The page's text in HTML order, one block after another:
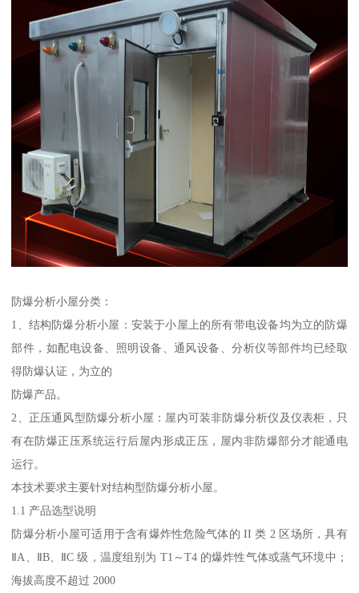
防爆分析小屋分类：
1、结构防爆分析小屋：安装于小屋上的所有带电设备均为立的防爆
部件，如配电设备、照明设备、通风设备、分析仪等部件均已经取
得防爆认证，为立的
防爆产品。
2、正压通风型防爆分析小屋：屋内可装非防爆分析仪及仪表柜，只
有在防爆正压系统运行后屋内形成正压，屋内非防爆部分才能通电
运行。
本技术要求主要针对结构型防爆分析小屋。
1.1 产品选型说明
防爆分析小屋可适用于含有爆炸性危险气体的 II 类 2 区场所，具有
ⅡA、ⅡB、ⅡC 级，温度组别为 T1～T4 的爆炸性气体或蒸气环境中；
海拔高度不超过 2000